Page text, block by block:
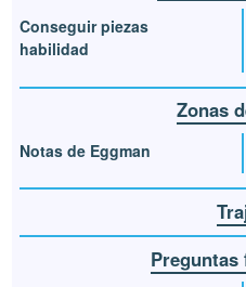
Conseguir piezas
habilidad
Zonas
Notas de Eggman
Preguntas